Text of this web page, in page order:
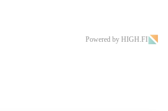
Powered by HIGH.FI